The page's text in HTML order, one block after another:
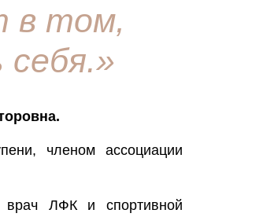
в том,
членом ассоциации
ЛФК и спортивной